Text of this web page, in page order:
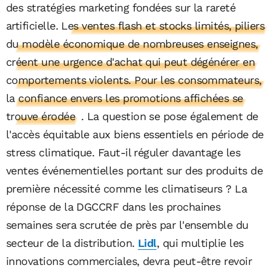
des stratégies marketing fondées sur la rareté
artificielle. Les ventes flash et stocks limités, piliers
du modèle économique de nombreuses enseignes,
créent une urgence d'achat qui peut dégénérer en
comportements violents. Pour les consommateurs,
la confiance envers les promotions affichées se
trouve érodée . La question se pose également de
l'accès équitable aux biens essentiels en période de
stress climatique. Faut-il réguler davantage les
ventes événementielles portant sur des produits de
première nécessité comme les climatiseurs ? La
réponse de la DGCCRF dans les prochaines
semaines sera scrutée de près par l'ensemble du
secteur de la distribution. Lidl, qui multiplie les
innovations commerciales, devra peut-être revoir